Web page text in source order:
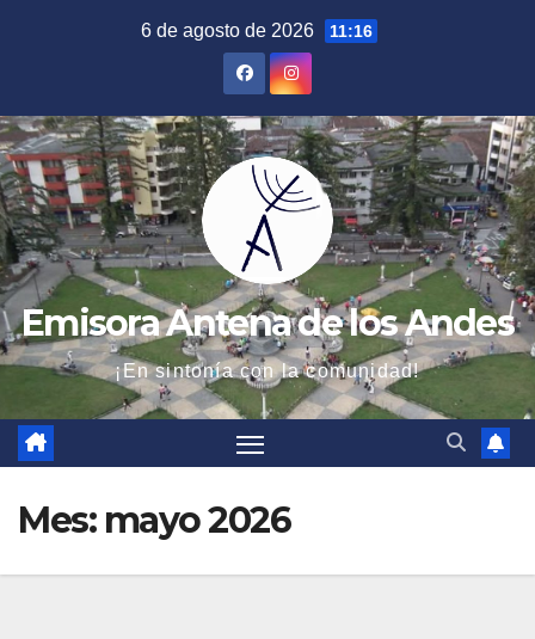
6 de agosto de 2026 11:16
Emisora Antena de los Andes
¡En sintonía con la comunidad!
Mes: mayo 2026